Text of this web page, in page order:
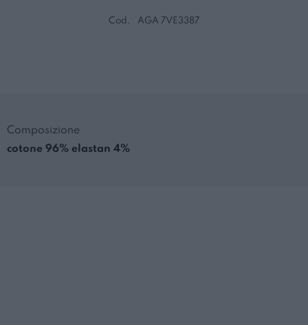
Cod. AGA 7VE3387
Composizione
cotone 96% elastan 4%